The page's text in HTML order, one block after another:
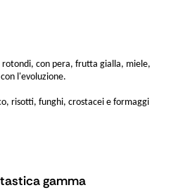
rotondi, con pera, frutta gialla, miele,
l'evoluzione.
risotti, funghi, crostacei e formaggi
gamma